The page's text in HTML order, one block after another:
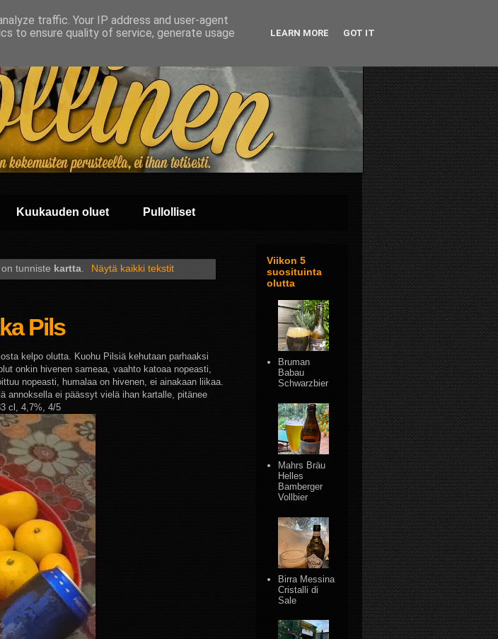
Kuukauden oluet Pullolliset
tunniste kartta. Näytä kaikki tekstit
Pils
kelpo olutta. Kuohu Pilsiä kehutaan parhaaksi
onkin hivenen sameaa, vaahto katoaa nopeasti,
nopeasti, humalaa on hivenen, ei ainakaan liikaa.
annoksella ei päässyt vielä ihan kartalle, pitänee
cl, 4,7%, 4/5
Viikon 5
suosituinta
olutta
Bruman
Babau
Schwarzbier
Mahrs Bräu
Helles
Bamberger
Vollbier
Birra Messina
Cristalli di
Sale
traffic. Your IP address and user-agent
to ensure quality of service, generate usage
LEARN MORE GOT IT